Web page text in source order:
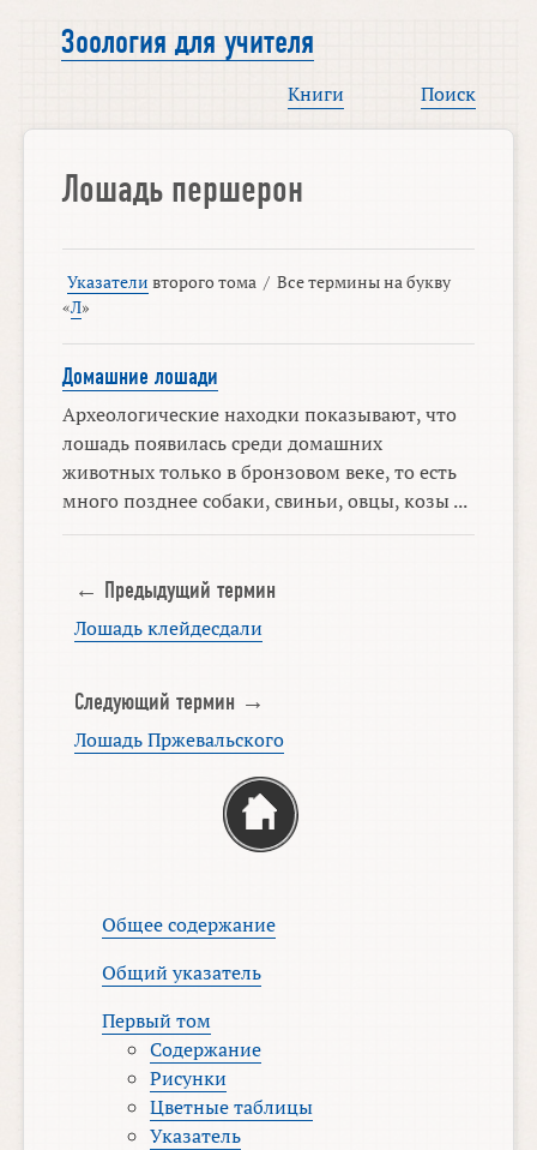
Зоология для учителя
Книги Поиск
Лошадь першерон
Указатели второго тома / Все термины на букву
«Л»
Домашние лошади
Археологические находки показывают, что
лошадь появилась среди домашних
животных только в бронзовом веке, то есть
много позднее собаки, свиньи, овцы, козы ...
← Предыдущий термин
Лошадь клейдесдали
Следующий термин →
Лошадь Пржевальского
Общее содержание
Общий указатель
Первый том
Содержание
Рисунки
Цветные таблицы
Указатель